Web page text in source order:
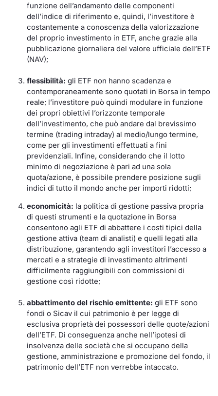
funzione dell’andamento delle componenti
dell’indice di riferimento e, quindi, l’investitore è
costantemente a conoscenza della valorizzazione
del proprio investimento in ETF, anche grazie alla
pubblicazione giornaliera del valore ufficiale dell’ETF
(NAV);
flessibilità: gli ETF non hanno scadenza e
contemporaneamente sono quotati in Borsa in tempo
reale; l’investitore può quindi modulare in funzione
dei propri obiettivi l’orizzonte temporale
dell’investimento, che può andare dal brevissimo
termine (trading intraday) al medio/lungo termine,
come per gli investimenti effettuati a fini
previdenziali. Infine, considerando che il lotto
minimo di negoziazione è pari ad una sola
quota/azione, è possibile prendere posizione sugli
indici di tutto il mondo anche per importi ridotti;
economicità: la politica di gestione passiva propria
di questi strumenti e la quotazione in Borsa
consentono agli ETF di abbattere i costi tipici della
gestione attiva (team di analisti) e quelli legati alla
distribuzione, garantendo agli investitori l’accesso a
mercati e a strategie di investimento altrimenti
difficilmente raggiungibili con commissioni di
gestione così ridotte;
abbattimento del rischio emittente: gli ETF sono
fondi o Sicav il cui patrimonio è per legge di
esclusiva proprietà dei possessori delle quote/azioni
dell’ETF. Di conseguenza anche nell’ipotesi di
insolvenza delle società che si occupano della
gestione, amministrazione e promozione del fondo, il
patrimonio dell’ETF non verrebbe intaccato.